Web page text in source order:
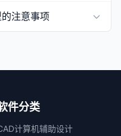
注意事项
件分类
计算机辅助设计